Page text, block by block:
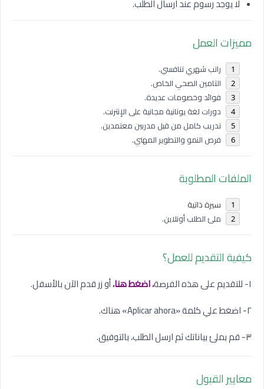
لا يوجد رسوم عند ارسال الطلب.
مميزات العمل
راتب شهري تنافسي.
التامين الصحي الخاص.
فوائد وخصومات عديدة.
دورات لغة يونانية مجانية على الإنترنت.
تدريب كامل من قبل مدربين معتمدين.
فرص النمو والتطوير المهني.
الملفات المطلوبة
سيرة ذاتية
ملئ الطلب أونلاين.
كيفية التقديم للعمل؟
١- للتقديم على هذه الفرصة ، اضغط هنا،أو زر قدم الآن بالأسفل.
٢- اضغط علي كلمة «Aplicar ahora» هناك.
٣- قم بملئ بياناتك ثم ارسل الطلب، بالتوفيق.
معايير القبول